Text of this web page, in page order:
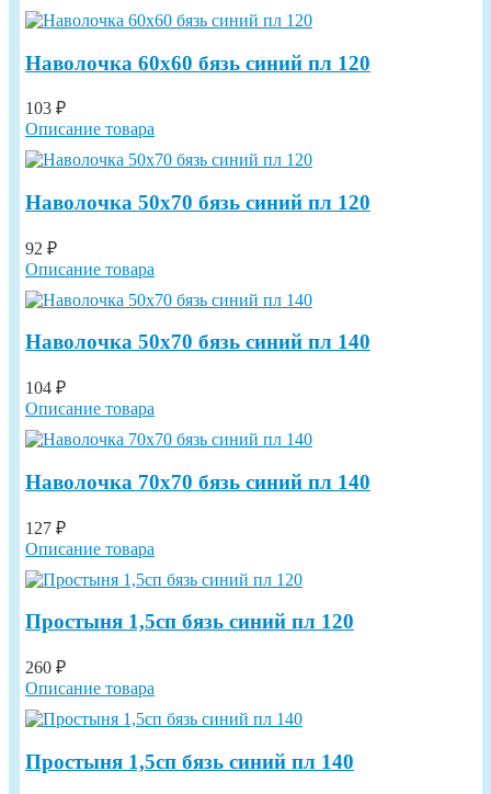
Наволочка 60х60 бязь синий пл 120
103 ₽
Описание товара
Наволочка 50х70 бязь синий пл 120
92 ₽
Описание товара
Наволочка 50х70 бязь синий пл 140
104 ₽
Описание товара
Наволочка 70х70 бязь синий пл 140
127 ₽
Описание товара
Простыня 1,5сп бязь синий пл 120
260 ₽
Описание товара
Простыня 1,5сп бязь синий пл 140